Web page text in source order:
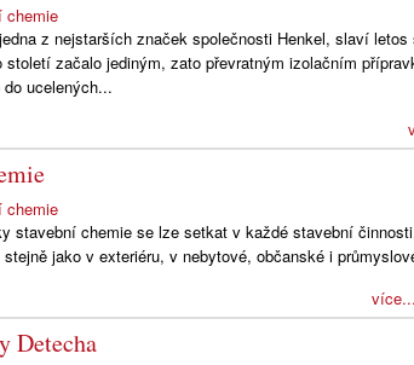
chemie
z nejstarších značek společnosti Henkel, slaví
století začalo jediným, zato převratným izolačním
do ucelených...
chemie
stavební chemie se lze setkat v každé stavební
stejně jako v exteriéru, v nebytové, občanské i
více...
Detecha